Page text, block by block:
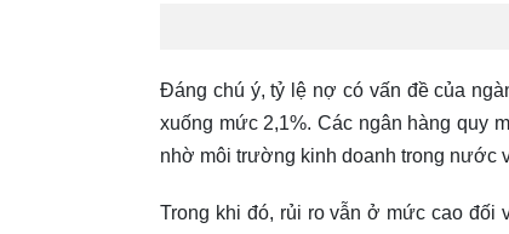
Đáng chú ý, tỷ lệ nợ có vấn đề của
xuống mức 2,1%. Các ngân hàng quy
nhờ môi trường kinh doanh trong nước
Trong khi đó, rủi ro vẫn ở mức cao đối